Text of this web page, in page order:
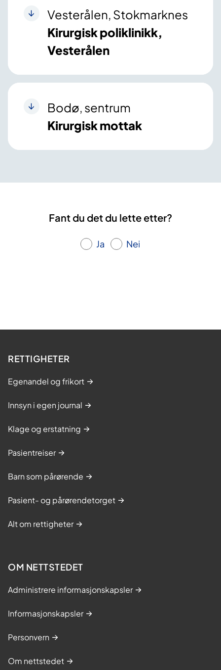
Vesterålen, Stokmarknes
Kirurgisk poliklinikk,
Vesterålen
Bodø, sentrum
Kirurgisk mottak
Fant du det du lette etter?
Ja Nei
RETTIGHETER
Egenandel og frikort
Innsyn i egen journal
Klage og erstatning
Pasientreiser
Barn som pårørende
Pasient- og pårørendetorget
Alt om rettigheter
OM NETTSTEDET
Administrere informasjonskapsler
Informasjonskapsler
Personvern
Om nettstedet